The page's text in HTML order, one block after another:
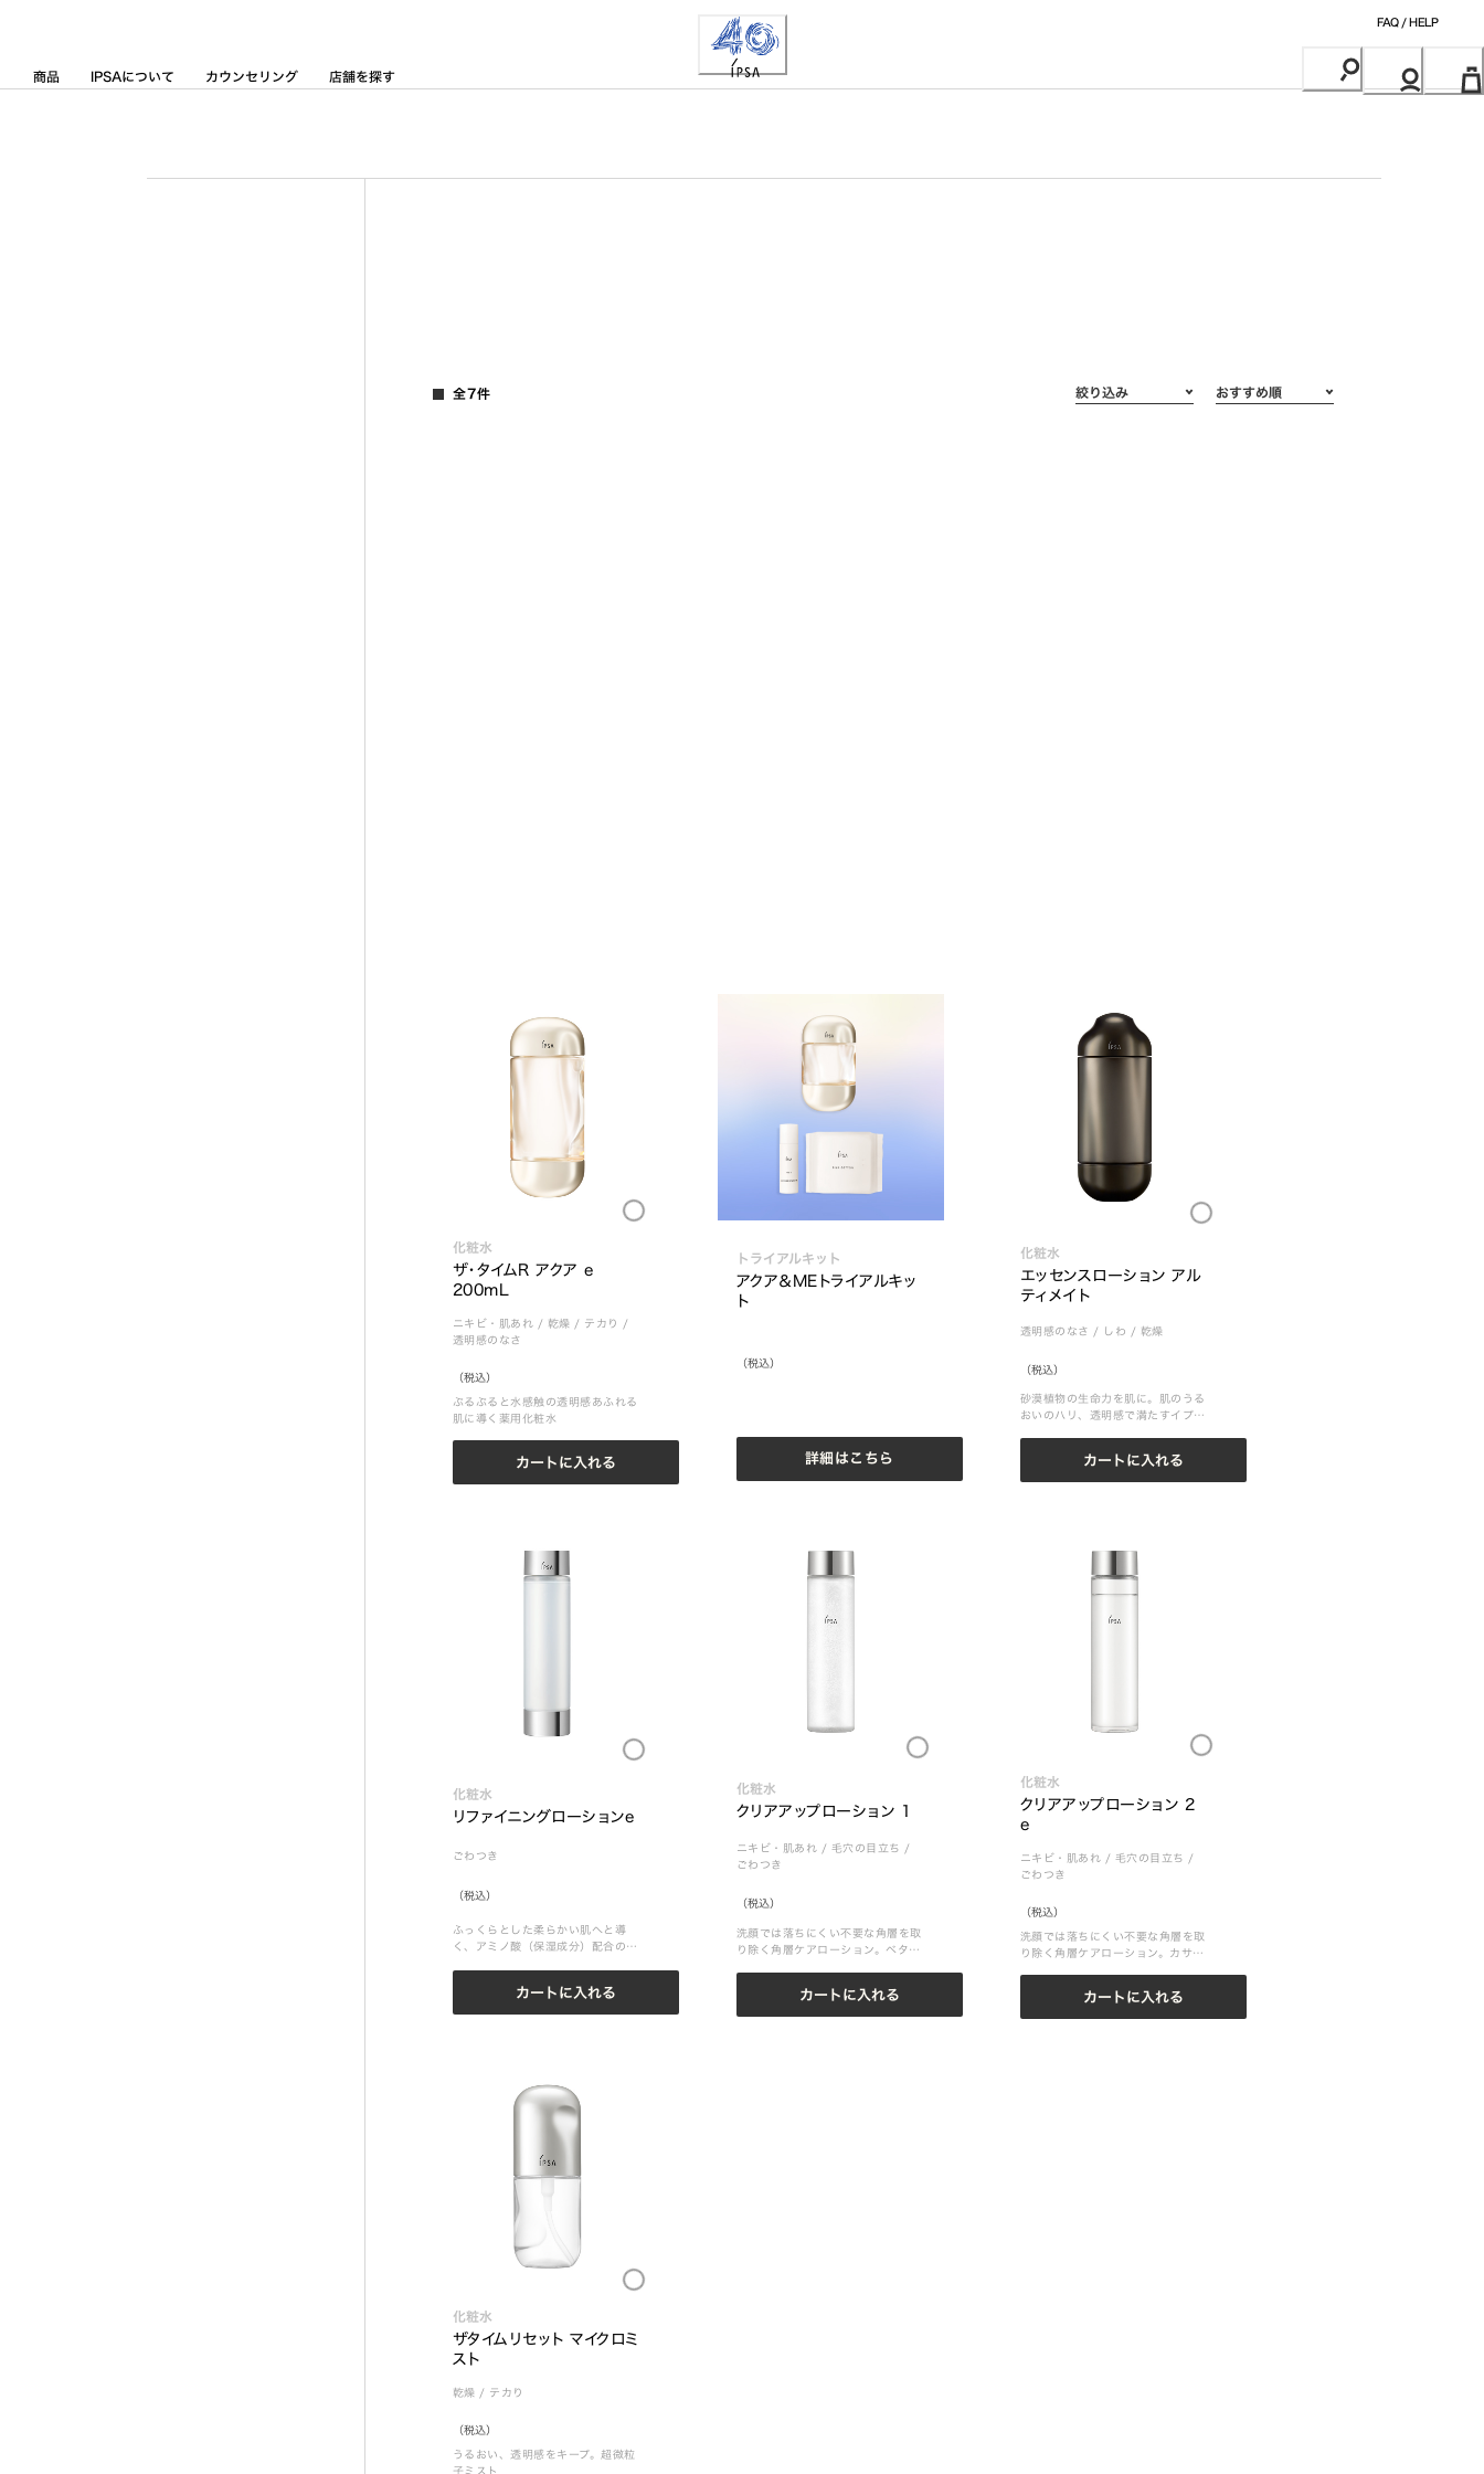
商品 IPSAについて カウンセリング 店舗を探す
FAQ / HELP
全7件
Loading...
化粧水
ザ・タイムR アクア e
200mL
ニキビ・肌あれ / 乾燥 / テカり
/
透明感のなさ
（税込）
ぷるぷると水感触の透明感あふれる
肌に導く薬用化粧水
カートに入れる
トライアルキット
アクア＆MEトライアルキッ
ト
（税込）
詳細はこちら
Loading...
化粧水
エッセンスローション アル
ティメイト
透明感のなさ / しわ / 乾燥
（税込）
砂漠植物の生命力を肌に。肌のうる
おいのハリ、透明感で満たすイプサ
カートに入れる
Loading...
化粧水
リファイニングローションe
ごわつき
（税込）
ふっくらとした柔らかい肌へと導
く、アミノ酸（保湿成分）配合の拭
カートに入れる
Loading...
化粧水
クリアアップローション 1
ニキビ・肌あれ / 毛穴の目立ち /
ごわつき
（税込）
洗顔では落ちにくい不要な角層を取
り除く角層ケアローション。ベタつ
カートに入れる
Loading...
化粧水
クリアアップローション 2
e
ニキビ・肌あれ / 毛穴の目立ち /
ごわつき
（税込）
洗顔では落ちにくい不要な角層を取
り除く角層ケアローション。カサつ
カートに入れる
Loading...
化粧水
ザタイムリセット マイクロミ
スト
乾燥 / テカり
（税込）
うるおい、透明感をキープ。超微粒
子ミスト